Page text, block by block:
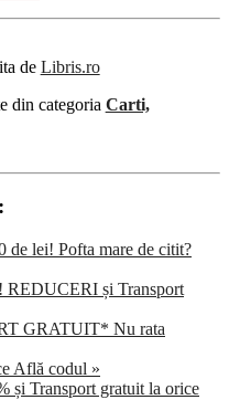
de Libris.ro
din categoria Carti,
lei! Pofta mare de citit?
și Transport
GRATUIT* Nu rata
Află codul »
și Transport gratuit la orice